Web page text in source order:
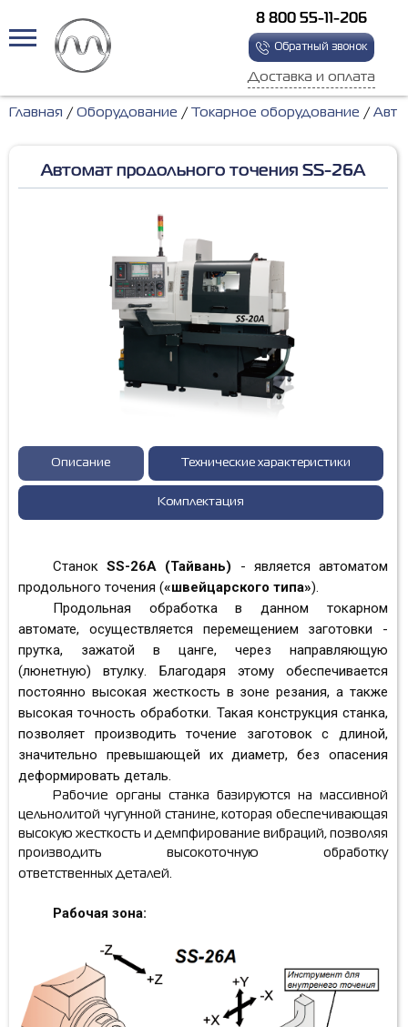
8 800 55-11-206
Обратный звонок
Доставка и оплата
Главная Оборудование Токарное оборудование
Автомат продольного точения SS-26A
Описание Технические характеристики
Комплектация
СтанокSS-26A (Тайвань) - является автоматом
продольного точения («швейцарского типа»).
Продольная обработка в данном токарном
автомате, осуществляется перемещением заготовки -
прутка, зажатой в цанге, через направляющую
(люнетную) втулку. Благодаря этому обеспечивается
постоянно высокая жесткость в зоне резания, а также
высокая точность обработки. Такая конструкция станка,
позволяет производить точение заготовок с длиной,
значительно превышающей их диаметр, без опасения
деформировать деталь.
Рабочие органы станка базируются на массивной
цельнолитой чугунной станине, которая обеспечивающая
высокую жесткость и демпфирование вибраций, позволяя
производить высокоточную обработку
ответственных деталей.
Рабочая зона: